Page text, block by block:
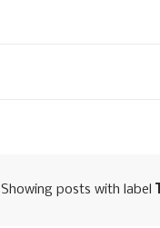
Showing posts with label